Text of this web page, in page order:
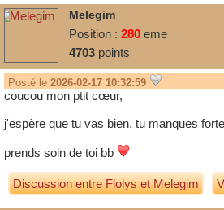
Melegim
Position : 280 eme
4703 points
Posté le 2026-02-17 10:32:59
coucou mon ptit cœur,
j'espère que tu vas bien, tu manques
prends soin de toi bb
Discussion entreFlolysetMelegim